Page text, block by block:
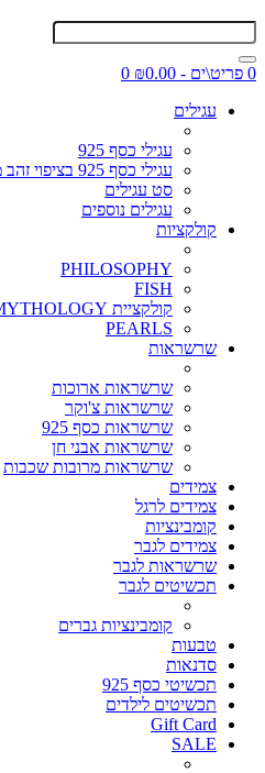
0 פריט\ים - ₪0.00
0
עגילים
עגילי כסף 925
עגילי כסף 925 בציפוי זהב מיקרוני
סט עגילים
עגילים נוספים
קולקציות
PHILOSOPHY
FISH
קולקציית MYTHOLOGY
PEARLS
שרשראות
שרשראות ארוכות
שרשראות צ'וקר
שרשראות כסף 925
שרשראות אבני חן
שרשראות מרובות שכבות
צמידים
צמידים לרגל
קומבינציות
צמידים לגבר
שרשראות לגבר
תכשיטים לגבר
קומבינציות גברים
טבעות
סדנאות
תכשיטי כסף 925
תכשיטים לילדים
Gift Card
SALE